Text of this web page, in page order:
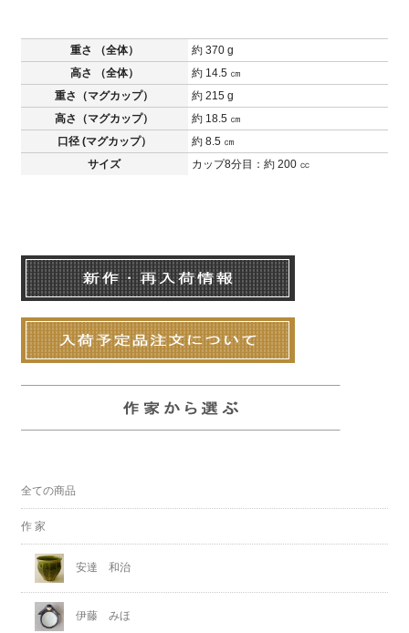
重さ （全体）
約 370 g
高さ （全体）
約 14.5 ㎝
重さ（マグカップ）
約 215 g
高さ（マグカップ）
約 18.5 ㎝
口径 (マグカップ）
約 8.5 ㎝
サイズ
カップ8分目：約 200 ㏄
全ての商品
作 家
安達 和治
伊藤 みほ